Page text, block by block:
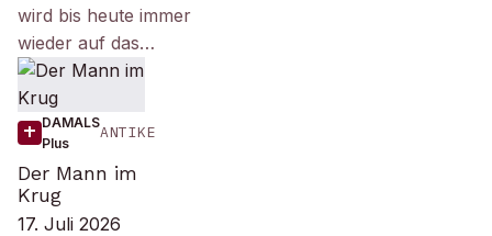
wird bis heute immer
wieder auf das…
DAMALS
Plus
ANTIKE
Der Mann im
Krug
17. Juli 2026